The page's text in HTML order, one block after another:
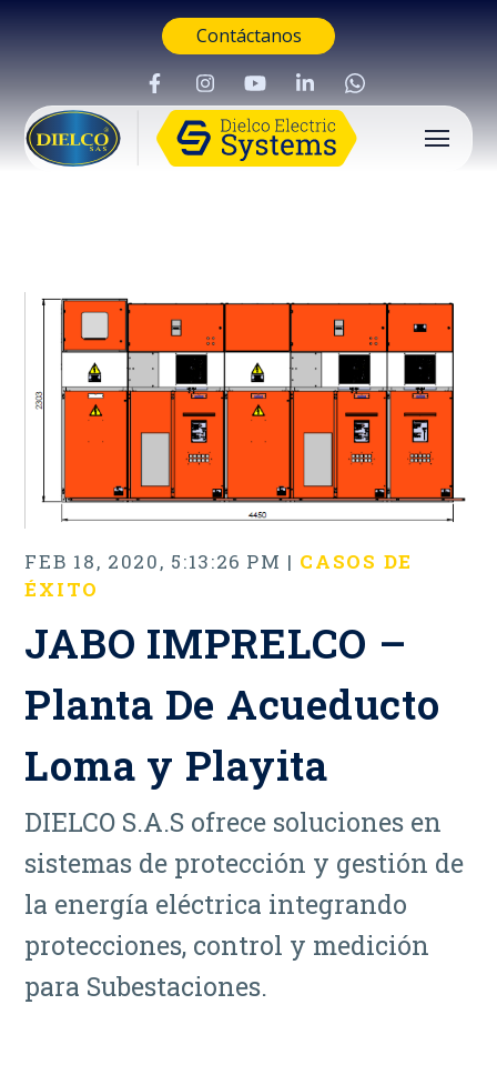
Contáctanos
FEB 18, 2020, 5:13:26 PM | CASOS DE
ÉXITO
JABO IMPRELCO –
Planta De Acueducto
Loma y Playita
DIELCO S.A.S ofrece soluciones en
sistemas de protección y gestión de
la energía eléctrica integrando
protecciones, control y medición
para Subestaciones.